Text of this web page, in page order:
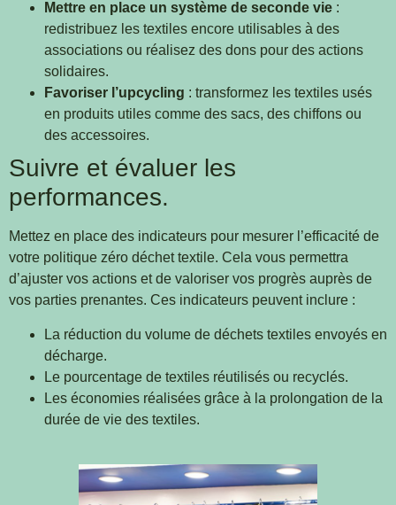
Mettre en place un système de seconde vie :
redistribuez les textiles encore utilisables à des
associations ou réalisez des dons pour des actions
solidaires.
Favoriser l’upcycling : transformez les textiles usés
en produits utiles comme des sacs, des chiffons ou
des accessoires.
Suivre et évaluer les
performances.
Mettez en place des indicateurs pour mesurer l’efficacité de
votre politique zéro déchet textile. Cela vous permettra
d’ajuster vos actions et de valoriser vos progrès auprès de
vos parties prenantes. Ces indicateurs peuvent inclure :
La réduction du volume de déchets textiles envoyés en
décharge.
Le pourcentage de textiles réutilisés ou recyclés.
Les économies réalisées grâce à la prolongation de la
durée de vie des textiles.